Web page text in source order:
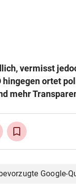
vermisst
hingegen ortet
mehr
Google-